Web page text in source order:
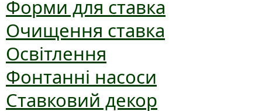
Форми для ставка
Очищення ставка
Освітлення
Фонтанні насоси
Ставковий декор